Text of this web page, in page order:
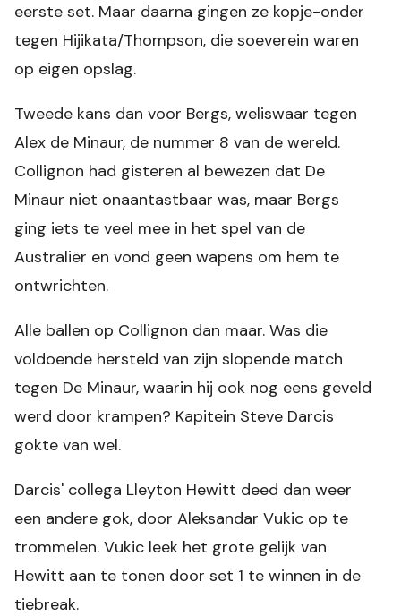
eerste set. Maar daarna gingen ze kopje-onder
tegen Hijikata/Thompson, die soeverein waren
op eigen opslag.
Tweede kans dan voor Bergs, weliswaar tegen
Alex de Minaur, de nummer 8 van de wereld.
Collignon had gisteren al bewezen dat De
Minaur niet onaantastbaar was, maar Bergs
ging iets te veel mee in het spel van de
Australiër en vond geen wapens om hem te
ontwrichten.
Alle ballen op Collignon dan maar. Was die
voldoende hersteld van zijn slopende match
tegen De Minaur, waarin hij ook nog eens geveld
werd door krampen? Kapitein Steve Darcis
gokte van wel.
Darcis' collega Lleyton Hewitt deed dan weer
een andere gok, door Aleksandar Vukic op te
trommelen. Vukic leek het grote gelijk van
Hewitt aan te tonen door set 1 te winnen in de
tiebreak.